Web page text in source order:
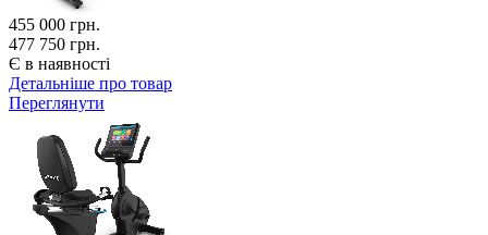
455 000 грн.
477 750 грн.
Є в наявності
Детальніше про товар
Переглянути